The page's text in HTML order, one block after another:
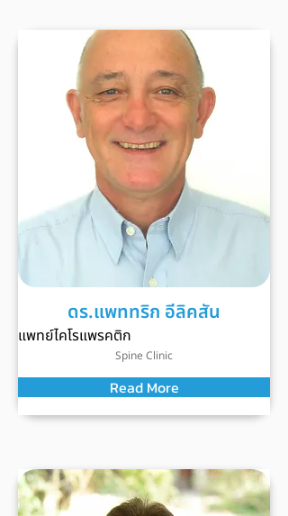
ดร.แพททริก อีลิคสัน
แพทย์ไคโรแพรคติก
Spine Clinic
Read More